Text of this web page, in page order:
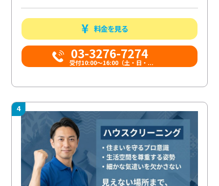
料金を見る
03-3276-7274
受付10:00〜16:00（土・日・...
4